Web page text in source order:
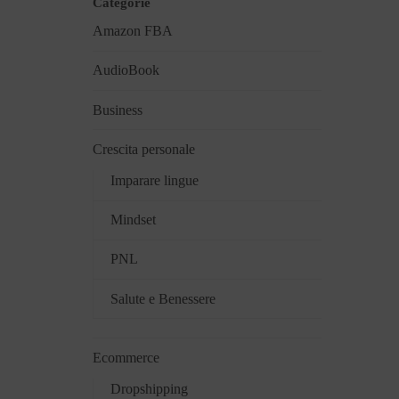
Amazon FBA
AudioBook
Business
Crescita personale
Imparare lingue
Mindset
PNL
Salute e Benessere
Ecommerce
Dropshipping